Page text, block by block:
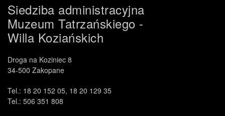
Siedziba administracyjna
Muzeum Tatrzańskiego -
Willa Koziańskich
Droga na Koziniec 8
34-500 Zakopane
Tel.: 18 20 152 05, 18 20 129 35
Tel.: 506 351 808